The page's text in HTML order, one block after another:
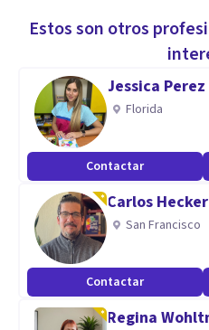
Estos son otros
Jessica
Florida
Contactar
Carlos
San Francisco
Contactar
Regina